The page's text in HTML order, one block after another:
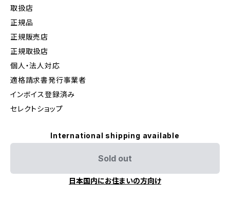
取扱店
正規品
正規販売店
正規取扱店
個人・法人対応
適格請求書発行事業者
インボイス登録済み
セレクトショップ
International shipping available
Sold out
日本国内にお住まいの方向け